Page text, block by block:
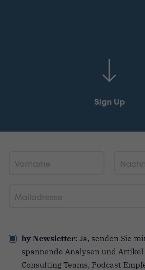
Sign Up
Vorname
Mailadresse
dieses
Feld
hy Newsletter: Ja, senden Sie
spannende Analysen und Artikel
Consulting Teams, Podcast